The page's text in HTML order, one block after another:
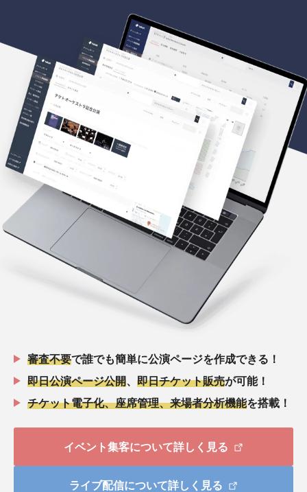
審査不要で誰でも簡単に公演ページを作成できる！
即日公演ページ公開
即日チケット販売が可能！
チケット電子化、座席管理、来場者分析機能を搭載！
イベント集客について詳しく見る
ライブ配信について詳しく見る